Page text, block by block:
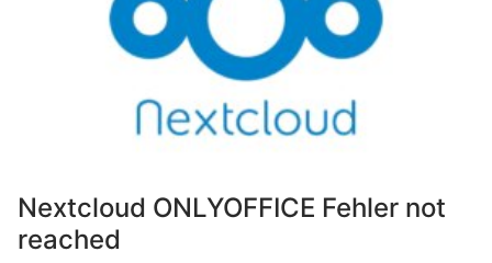
Nextcloud ONLYOFFICE Fehler not
reached